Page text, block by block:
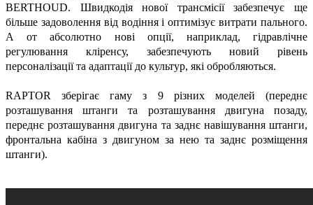
BERTHOUD. Швидкодія нової трансмісії забезпечує ще
більше задоволення від водіння і оптимізує витрати пального.
А от абсолютно нові опції, наприклад, гідравлічне
регулювання кліренсу, забезпечують новий рівень
персоналізації та адаптації до культур, які обробляються.
RAPTOR зберігає гаму з 9 різних моделей (переднє
розташування штанги та розташування двигуна позаду,
переднє розташування двигуна та заднє навішування штанги,
фронтальна кабіна з двигуном за нею та заднє розміщення
штанги).